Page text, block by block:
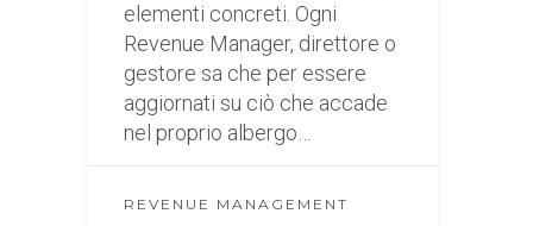
elementi concreti. Ogni
Revenue Manager, direttore o
gestore sa che per essere
aggiornati su ciò che accade
nel proprio albergo…
REVENUE MANAGEMENT